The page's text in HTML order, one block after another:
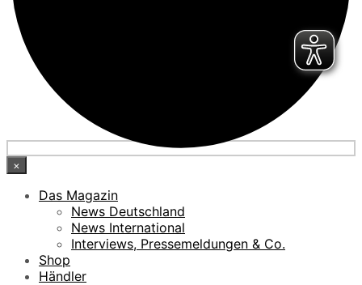
×
Das Magazin
News Deutschland
News International
Interviews, Pressemeldungen & Co.
Shop
Händler